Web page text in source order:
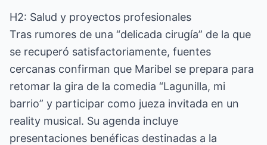
H2: Salud y proyectos profesionales
Tras rumores de una “delicada cirugía” de la que
se recuperó satisfactoriamente, fuentes
cercanas confirman que Maribel se prepara para
retomar la gira de la comedia “Lagunilla, mi
barrio” y participar como jueza invitada en un
reality musical. Su agenda incluye
presentaciones benéficas destinadas a la